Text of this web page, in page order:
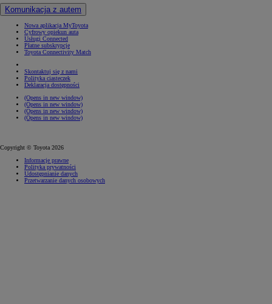
Komunikacja z autem
Nowa aplikacja MyToyota
Cyfrowy opiekun auta
Usługi Connected
Płatne subskrypcje
Toyota Connectivity Match
Skontaktuj się z nami
Polityka ciasteczek
Deklaracja dostępności
(Opens in new window)
(Opens in new window)
(Opens in new window)
(Opens in new window)
Copyright © Toyota 2026
Informacje prawne
Polityka prywatności
Udostępnianie danych
Przetwarzanie danych osobowych